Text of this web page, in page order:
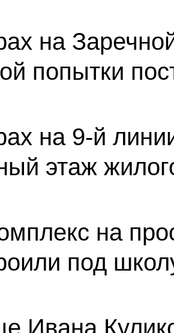
на
попытки
на 9-й
этаж
на
под
Ивана